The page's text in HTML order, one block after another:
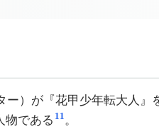
ー）が『花甲少年転大人
物である 11 。